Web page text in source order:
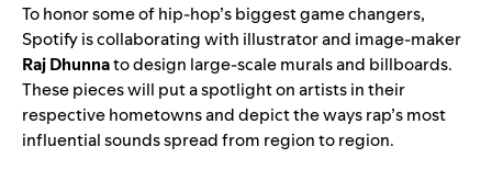
To honor some of hip-hop’s biggest game changers,
Spotify is collaborating with illustrator and image-maker
Raj Dhunnato design large-scale murals and billboards.
These pieces will put a spotlight on artists in their
respective hometowns and depict the ways rap’s most
influential sounds spread from region to region.